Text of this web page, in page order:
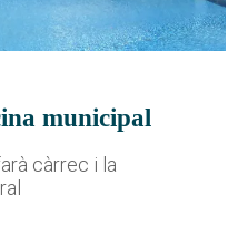
municipal
càrrec i la